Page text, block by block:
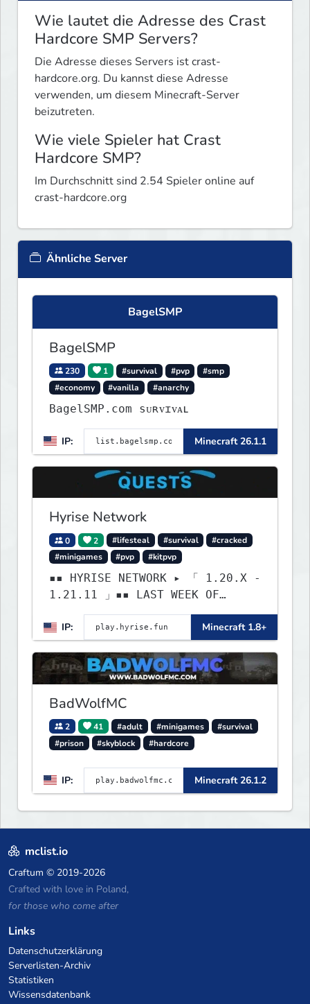
Wie lautet die Adresse des Crast
Hardcore SMP Servers?
Die Adresse dieses Servers ist crast-
hardcore.org. Du kannst diese Adresse
verwenden, um diesem Minecraft-Server
beizutreten.
Wie viele Spieler hat Crast
Hardcore SMP?
Im Durchschnitt sind 2.54 Spieler online auf
crast-hardcore.org
Ähnliche Server
BagelSMP
BagelSMP
230 1 #survival #pvp
#smp
#economy
#vanilla #anarchy
BagelSMP.com ѕᴜʀᴠɪᴠᴀʟ
IP: Minecraft 26.1.1
Hyrise Network
0 2 #lifesteal #survival
#cracked
#minigames
#pvp #kitpvp
▪▪ HYRISE NETWORK ▸ 「 1.20.X -
1.21.11 」▪▪ LAST WEEK OF
LIFESTEAL! ┃ discord.gg/hyrise
IP:
Minecraft 1.8+
BadWolfMC
2 41 #adult #minigames
#survival
#prison
#skyblock #hardcore
IP: Minecraft 26.1.2
mclist.io
Craftum © 2019-2026
Crafted with love in Poland,
for those who come after
Links
Datenschutzerklärung
Serverlisten-Archiv
Statistiken
Wissensdatenbank